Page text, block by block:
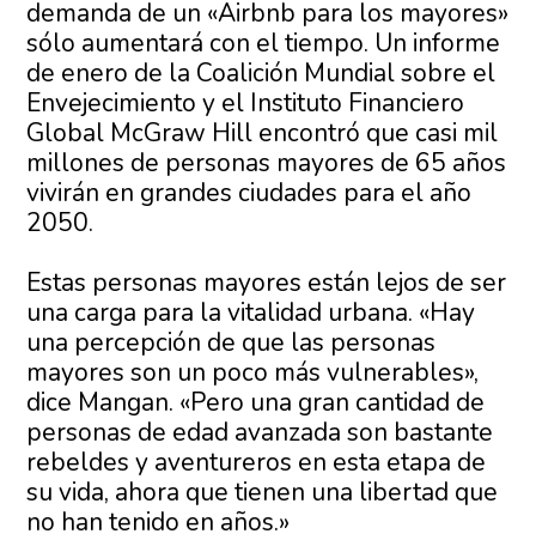
demanda de un «Airbnb para los mayores»
sólo aumentará con el tiempo. Un informe
de enero de la Coalición Mundial sobre el
Envejecimiento y el Instituto Financiero
Global McGraw Hill encontró que casi mil
millones de personas mayores de 65 años
vivirán en grandes ciudades para el año
2050.
Estas personas mayores están lejos de ser
una carga para la vitalidad urbana. «Hay
una percepción de que las personas
mayores son un poco más vulnerables»,
dice Mangan. «Pero una gran cantidad de
personas de edad avanzada son bastante
rebeldes y aventureros en esta etapa de
su vida, ahora que tienen una libertad que
no han tenido en años.»